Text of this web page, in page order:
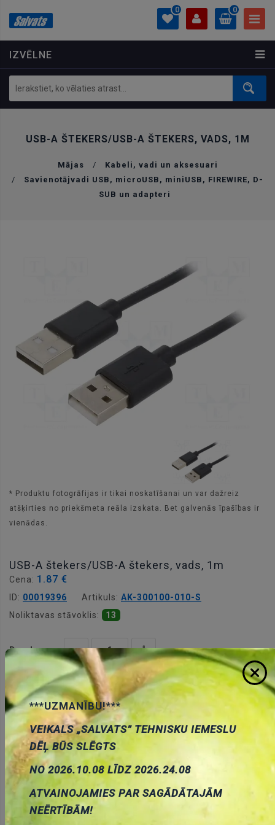
IZVĒLNE
0
PROFILS
Ielogoties
Izveidot kontu
0
0.00 €
USB-A ŠTEKERS/USB-A ŠTEKERS, VADS, 1M
Mājas /
Kabeli, vadi un aksesuari
/
Savienotājvadi USB, microUSB, miniUSB, FIREWIRE, D-
SUB un adapteri
* Produktu fotogrāfijas ir tikai noskatīšanai un var dažreiz
atšķirties no priekšmeta reāla izskata. Bet galvenās īpašības ir
vienādas.
USB-A štekers/USB-A štekers, vads, 1m
Cena: 1.87 €
ID: 00019396 Artikuls: AK-300100-010-S
Noliktavas stāvoklis:
13
Daudzums:
Pievienot grozam
Apraksts
***UZMANĪBU!***
VEIKALS „SALVATS” TEHNISKU IEMESLU
DĒĻ BŪS SLĒGTS
NO 2026.10.08 LĪDZ 2026.24.08
ATVAINOJAMIES PAR SAGĀDĀTAJĀM
NEĒRTĪBĀM!